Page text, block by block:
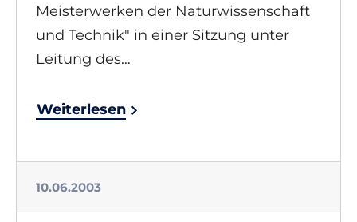
Meisterwerken der Naturwissenschaft
und Technik" in einer Sitzung unter
Leitung des…
Weiterlesen
10.06.2003